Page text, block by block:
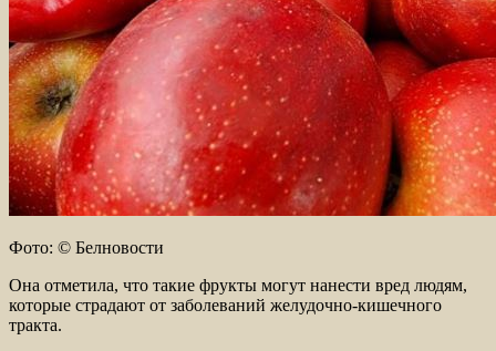
Фото: © Белновости
Она отметила, что такие фрукты могут нанести вред людям,
которые страдают от заболеваний желудочно-кишечного
тракта.